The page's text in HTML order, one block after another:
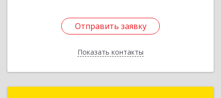
Отправить заявку
Показать контакты
Отправить заявку
Назад